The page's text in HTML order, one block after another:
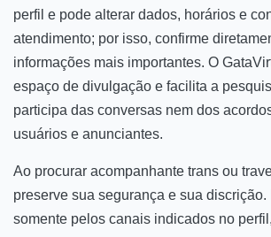
perfil e pode alterar dados, horários e
atendimento; por isso, confirme
informações mais importantes. O
espaço de divulgação e facilita a
participa das conversas nem dos
usuários e anunciantes.
Ao procurar acompanhante trans ou
preserve sua segurança e sua discrição.
somente pelos canais indicados no